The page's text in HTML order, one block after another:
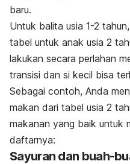
baru.
Untuk balita usia 1-2
tabel untuk anak usia 2
lakukan secara perlahan
transisi dan si kecil bisa
Sebagai contoh, Anda
makan dari tabel usia 2
makanan yang baik untuk
daftarnya:
Sayuran dan buah-